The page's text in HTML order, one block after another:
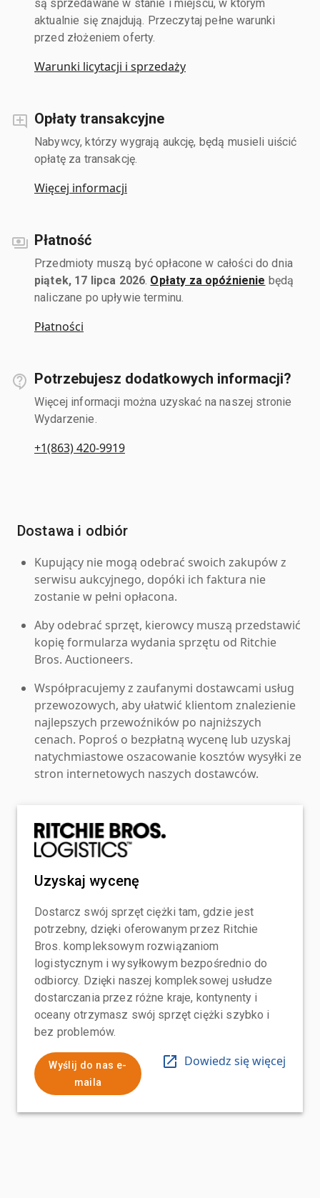
są sprzedawane w stanie i miejscu, w którym
aktualnie się znajdują. Przeczytaj pełne warunki
przed złożeniem oferty.
Warunki licytacji i sprzedaży
Opłaty transakcyjne
Nabywcy, którzy wygrają aukcję, będą musieli uiścić
opłatę za transakcję.
Więcej informacji
Płatność
Przedmioty muszą być opłacone w całości do dnia
piątek, 17 lipca 2026 Opłaty za opóźnienie będą
naliczane po upływie terminu.
Płatności
Potrzebujesz dodatkowych informacji?
Więcej informacji można uzyskać na naszej stronie
Wydarzenie.
+1(863) 420-9919
Dostawa i odbiór
Kupujący nie mogą odebrać swoich zakupów z
serwisu aukcyjnego, dopóki ich faktura nie
zostanie w pełni opłacona.
Aby odebrać sprzęt, kierowcy muszą przedstawić
kopię formularza wydania sprzętu od Ritchie
Bros. Auctioneers.
Współpracujemy z zaufanymi dostawcami usług
przewozowych, aby ułatwić klientom znalezienie
najlepszych przewoźników po najniższych
cenach. Poproś o bezpłatną wycenę lub uzyskaj
natychmiastowe oszacowanie kosztów wysyłki ze
stron internetowych naszych dostawców.
Uzyskaj wycenę
Dostarcz swój sprzęt ciężki tam, gdzie jest
potrzebny, dzięki oferowanym przez Ritchie
Bros. kompleksowym rozwiązaniom
logistycznym i wysyłkowym bezpośrednio do
odbiorcy. Dzięki naszej kompleksowej usłudze
dostarczania przez różne kraje, kontynenty i
oceany otrzymasz swój sprzęt ciężki szybko i
bez problemów.
Wyślij do nas e-
maila
Dowiedz się więcej